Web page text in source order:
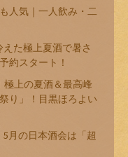
人気｜一人飲み・二
えた極上夏酒で暑さ
約スタート！
極上の夏酒＆最高峰
り」！目黒ほろよい
5月の日本酒会は「超